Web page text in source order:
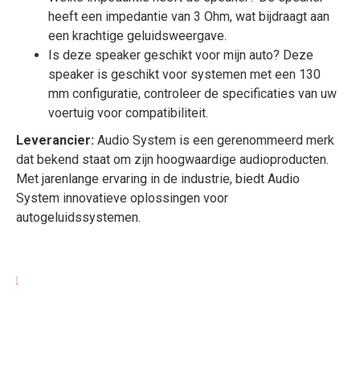
heeft een impedantie van 3 Ohm, wat bijdraagt aan
een krachtige geluidsweergave.
Is deze speaker geschikt voor mijn auto? Deze
speaker is geschikt voor systemen met een 130
mm configuratie, controleer de specificaties van uw
voertuig voor compatibiliteit.
Leverancier: Audio System is een gerenommeerd merk
dat bekend staat om zijn hoogwaardige audioproducten.
Met jarenlange ervaring in de industrie, biedt Audio
System innovatieve oplossingen voor
autogeluidssystemen.